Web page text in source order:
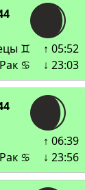
♊
Рак ♋
↑ 05:52
↓ 23:03
Рак ♋
↑ 06:39
↓ 23:56